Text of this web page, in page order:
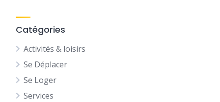
Catégories
Activités & loisirs
Se Déplacer
Se Loger
Services